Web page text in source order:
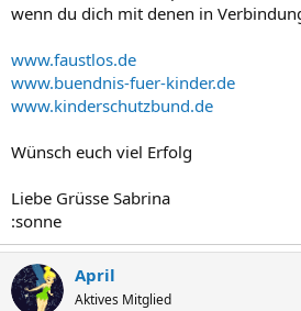
wenn du dich mit denen in
www.faustlos.de
www.buendnis-fuer-kinder.de
www.kinderschutzbund.de
Wünsch euch viel Erfolg
Liebe Grüsse Sabrina
:sonne
April
Aktives Mitglied